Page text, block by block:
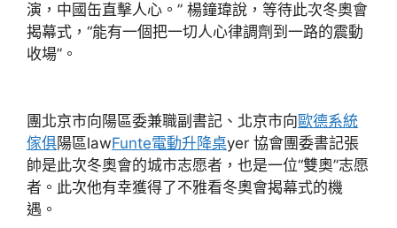
演，中國缶直擊人心。” 楊鐘瑋說，等待此次冬奧會
揭幕式，“能有一個把一切人心律調劑到一路的震動
收場”。
團北京市向陽區委兼職副書記、北京市向歐德系統
傢俱陽區lawFunte電動升降桌yer 協會團委書記張
帥是此次冬奧會的城市志愿者，也是一位“雙奧”志愿
者。此次他有幸獲得了不雅看冬奧會揭幕式的機
遇。